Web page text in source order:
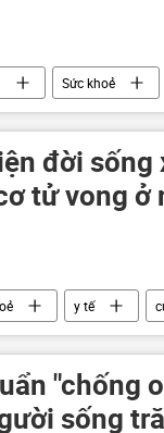
Sức khoẻ
đời sống
tử vong ở
y tế
"chống
sống